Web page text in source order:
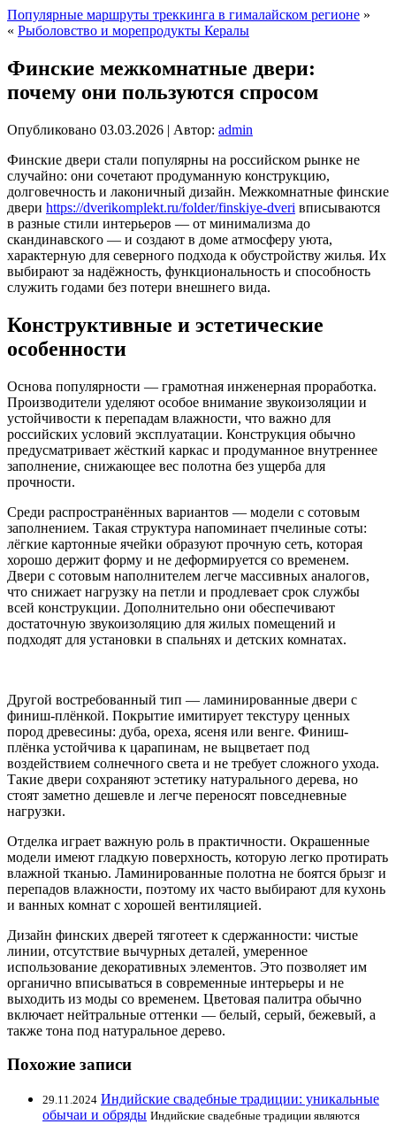
Популярные маршруты треккинга в гималайском регионе »
« Рыболовство и морепродукты Кералы
Финские межкомнатные двери:
почему они пользуются спросом
Опубликовано 03.03.2026 | Автор: admin
Финские двери стали популярны на российском рынке не
случайно: они сочетают продуманную конструкцию,
долговечность и лаконичный дизайн. Межкомнатные финские
двери https://dverikomplekt.ru/folder/finskiye-dveri вписываются
в разные стили интерьеров — от минимализма до
скандинавского — и создают в доме атмосферу уюта,
характерную для северного подхода к обустройству жилья. Их
выбирают за надёжность, функциональность и способность
служить годами без потери внешнего вида.
Конструктивные и эстетические
особенности
Основа популярности — грамотная инженерная проработка.
Производители уделяют особое внимание звукоизоляции и
устойчивости к перепадам влажности, что важно для
российских условий эксплуатации. Конструкция обычно
предусматривает жёсткий каркас и продуманное внутреннее
заполнение, снижающее вес полотна без ущерба для
прочности.
Среди распространённых вариантов — модели с сотовым
заполнением. Такая структура напоминает пчелиные соты:
лёгкие картонные ячейки образуют прочную сеть, которая
хорошо держит форму и не деформируется со временем.
Двери с сотовым наполнителем легче массивных аналогов,
что снижает нагрузку на петли и продлевает срок службы
всей конструкции. Дополнительно они обеспечивают
достаточную звукоизоляцию для жилых помещений и
подходят для установки в спальнях и детских комнатах.
Другой востребованный тип — ламинированные двери с
финиш-плёнкой. Покрытие имитирует текстуру ценных
пород древесины: дуба, ореха, ясеня или венге. Финиш-
плёнка устойчива к царапинам, не выцветает под
воздействием солнечного света и не требует сложного ухода.
Такие двери сохраняют эстетику натурального дерева, но
стоят заметно дешевле и легче переносят повседневные
нагрузки.
Отделка играет важную роль в практичности. Окрашенные
модели имеют гладкую поверхность, которую легко протирать
влажной тканью. Ламинированные полотна не боятся брызг и
перепадов влажности, поэтому их часто выбирают для кухонь
и ванных комнат с хорошей вентиляцией.
Дизайн финских дверей тяготеет к сдержанности: чистые
линии, отсутствие вычурных деталей, умеренное
использование декоративных элементов. Это позволяет им
органично вписываться в современные интерьеры и не
выходить из моды со временем. Цветовая палитра обычно
включает нейтральные оттенки — белый, серый, бежевый, а
также тона под натуральное дерево.
Похожие записи
29.11.2024 Индийские свадебные традиции: уникальные
обычаи и обряды Индийские свадебные традиции являются